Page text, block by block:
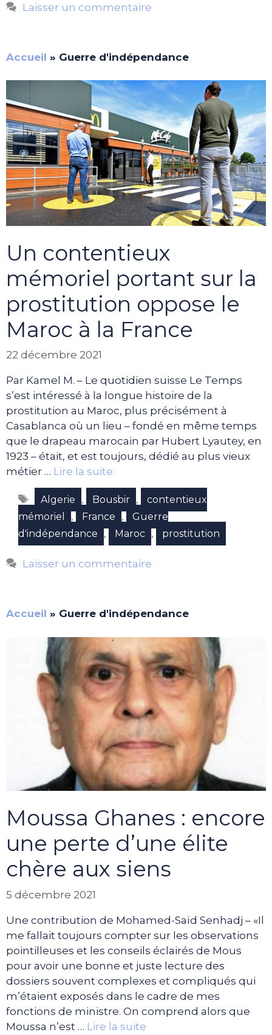
Laisser un commentaire
Accueil » Guerre d'indépendance
Un contentieux
mémoriel portant sur la
prostitution oppose le
Maroc à la France
22 décembre 2021
Par Kamel M. – Le quotidien suisse Le Temps
s’est intéressé à la longue histoire de la
prostitution au Maroc, plus précisément à
Casablanca où un lieu – fondé en même temps
que le drapeau marocain par Hubert Lyautey, en
1923 – était, et est toujours, dédié au plus vieux
métier … Lire la suite
Étiquettes
Algerie , Bousbir ,
contentieux
mémoriel
, France ,
Guerre
d'indépendance
, Maroc , prostitution
Laisser un commentaire
Accueil » Guerre d'indépendance
Moussa Ghanes : encore
une perte d’une élite
chère aux siens
5 décembre 2021
Une contribution de Mohamed-Saïd Senhadj – «Il
me fallait toujours compter sur les observations
pointilleuses et les conseils éclairés de Mous
pour avoir une bonne et juste lecture des
dossiers souvent complexes et compliqués qui
m’étaient exposés dans le cadre de mes
fonctions de ministre. On comprend alors que
Moussa n’est … Lire la suite